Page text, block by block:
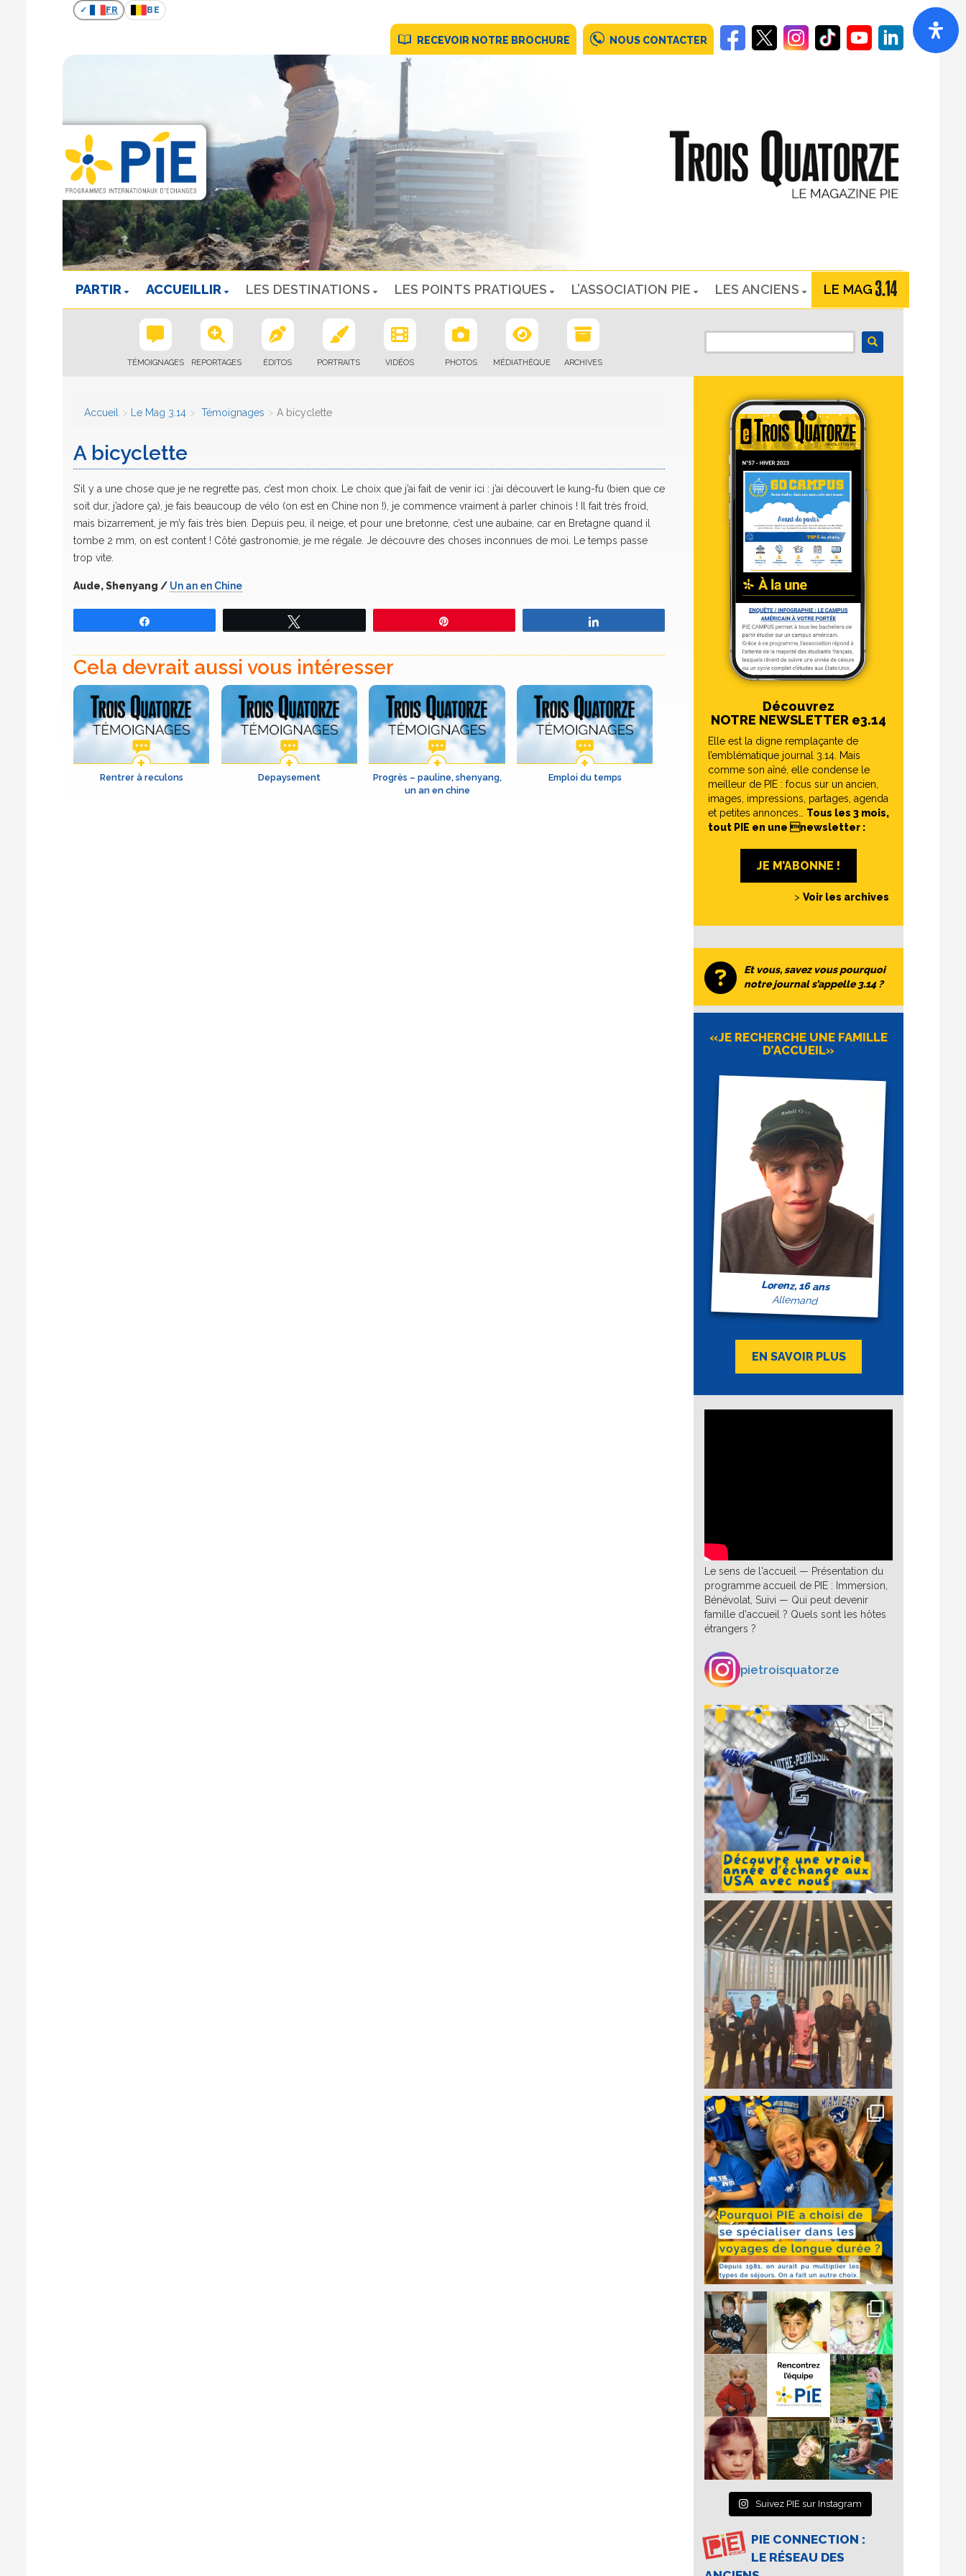
FR BE
RECEVOIR NOTRE BROCHURE NOUS CONTACTER
PARTIR ACCUEILLIR LES DESTINATIONS LES POINTS PRATIQUES L’ASSOCIATION PIE LES ANCIENS LE MAG
TÉMOIGNAGES REPORTAGES ÉDITOS PORTRAITS VIDÉOS PHOTOS MÉDIATHÈQUE ARCHIVES
Accueil Le Mag 3.14 Témoignages A bicyclette
A bicyclette
S’il y a une chose que je ne regrette pas, c’est mon choix. Le choix que j’ai fait de venir ici : j’ai découvert le kung-fu (bien que ce
soit dur, j’adore ça), je fais beaucoup de vélo (on est en Chine non !), je commence vraiment à parler chinois ! Il fait très froid,
mais bizarrement, je m’y fais très bien. Depuis peu, il neige, et pour une bretonne, c’est une aubaine, car en Bretagne quand il
tombe 2 mm, on est content ! Côté gastronomie, je me régale. Je découvre des choses inconnues de moi. Le temps passe
trop vite.
Aude, Shenyang / Un an en Chine
Cela devrait aussi vous intéresser
Rentrer à reculons Depaysement
Progrès – pauline, shenyang,
un an en chine
Emploi du temps
Découvrez
NOTRE NEWSLETTER e3.14
Elle est la digne remplaçante de
l’emblématique journal 3.14. Mais
comme son aîné, elle condense le
meilleur de PIE : focus sur un ancien,
images, impressions, partages, agenda
et petites annonces… Tous les 3 mois,
tout PIE en une newsletter :
JE M’ABONNE !
> Voir les archives
Et vous, savez vous pourquoi
notre journal s’appelle 3.14 ?
«JE RECHERCHE UNE FAMILLE
D’ACCUEIL»
Lorenz, 16 ans
Allemand
EN SAVOIR PLUS
Le sens de l'accueil — Présentation du
programme accueil de PIE : Immersion,
Bénévolat, Suivi — Qui peut devenir
famille d'accueil ? Quels sont les hôtes
étrangers ?
pietroisquatorze
Suivez PIE sur Instagram
PIE CONNECTION :
LE RÉSEAU DES